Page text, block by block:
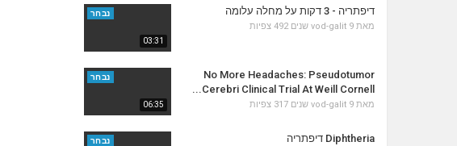
03:31
נבחר דיפתריה - 3 דקות על מחלה עלומה
מאת vod-galit 9 שנים 492 צפיות
06:35
נבחר
No More Headaches: Pseudotumor
Cerebri Clinical Trial At Weill Cornell...
מאת vod-galit 9 שנים 317 צפיות
נבחר Diphtheria דיפתריה